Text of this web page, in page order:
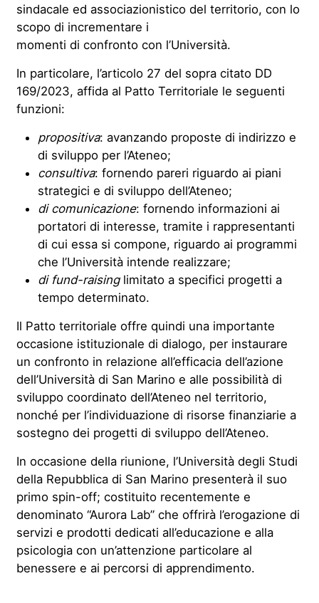
sindacale ed associazionistico del territorio, con lo
scopo di incrementare i
momenti di confronto con l’Università.
In particolare, l’articolo 27 del sopra citato DD
169/2023, affida al Patto Territoriale le seguenti
funzioni:
propositiva: avanzando proposte di indirizzo e
di sviluppo per l’Ateneo;
consultiva: fornendo pareri riguardo ai piani
strategici e di sviluppo dell’Ateneo;
di comunicazione: fornendo informazioni ai
portatori di interesse, tramite i rappresentanti
di cui essa si compone, riguardo ai programmi
che l’Università intende realizzare;
di fund-raisinglimitato a specifici progetti a
tempo determinato.
Il Patto territoriale offre quindi una importante
occasione istituzionale di dialogo, per instaurare
un confronto in relazione all’efficacia dell’azione
dell’Università di San Marino e alle possibilità di
sviluppo coordinato dell’Ateneo nel territorio,
nonché per l’individuazione di risorse finanziarie a
sostegno dei progetti di sviluppo dell’Ateneo.
In occasione della riunione, l’Università degli Studi
della Repubblica di San Marino presenterà il suo
primo spin-off; costituito recentemente e
denominato “Aurora Lab” che offrirà l’erogazione di
servizi e prodotti dedicati all’educazione e alla
psicologia con un’attenzione particolare al
benessere e ai percorsi di apprendimento.